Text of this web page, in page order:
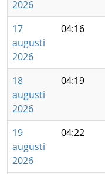
2026
17
augusti
2026
04:16
18
augusti
2026
04:19
19
augusti
2026
04:22